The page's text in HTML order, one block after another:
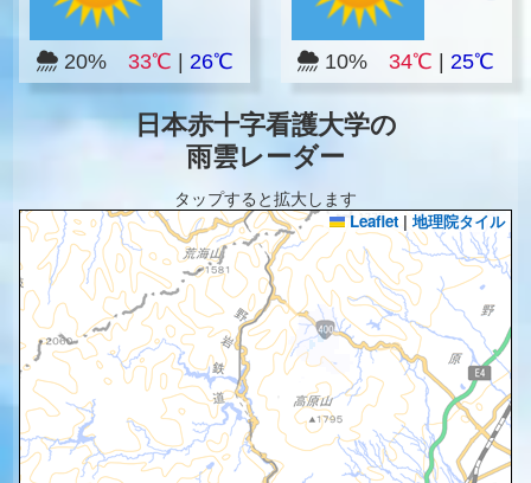
20% 33℃ 26℃ 10%34℃ |25℃
日本赤十字看護大学の
雨雲レーダー
タップすると拡大します
Leaflet | 地理院タイル